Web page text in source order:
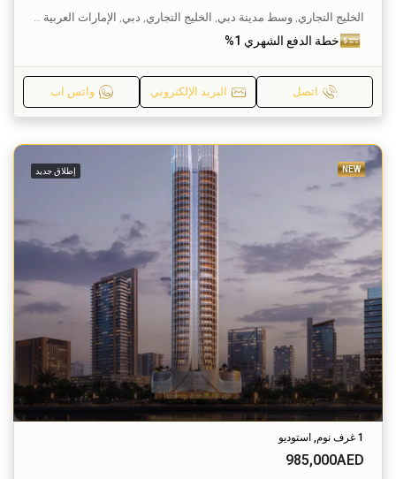
خطة الدفع الشهري 1%
اتصل البريد الإلكتروني واتس اب
NEW إطلاق جديد
1 غرف نوم, استوديو
985,000AED